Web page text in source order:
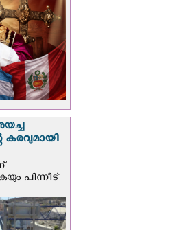
കരവുമായി
പിന്നീട്